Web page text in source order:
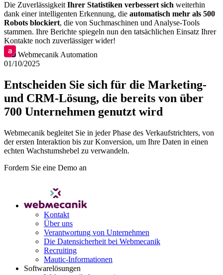
Die Zuverlässigkeit Ihrer Statistiken verbessert sich weiterhin
dank einer intelligenten Erkennung, die automatisch mehr als 500
Robots blockiert, die von Suchmaschinen und Analyse-Tools
stammen. Ihre Berichte spiegeln nun den tatsächlichen Einsatz Ihrer
Kontakte noch zuverlässiger wider!
Webmecanik Automation
01/10/2025
Entscheiden Sie sich für die Marketing-
und CRM-Lösung, die bereits von über
700 Unternehmen genutzt wird
Webmecanik begleitet Sie in jeder Phase des Verkaufstrichters, von
der ersten Interaktion bis zur Konversion, um Ihre Daten in einen
echten Wachstumshebel zu verwandeln.
Fordern Sie eine Demo an
Kontakt
Über uns
Verantwortung von Unternehmen
Die Datensicherheit bei Webmecanik
Recruiting
Mautic-Informationen
Softwarelösungen